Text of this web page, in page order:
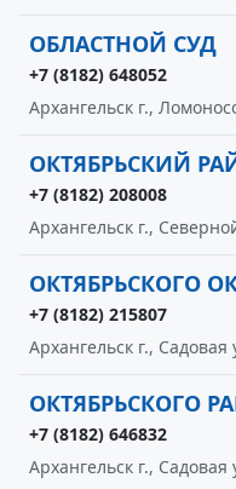
ОБЛАСТНОЙ СУД
+7 (8182) 648052
Архангельск г.,
ОКТЯБРЬСКИЙ
+7 (8182) 208008
Архангельск г.,
ОКТЯБРЬСКОГО
+7 (8182) 215807
Архангельск г., Садовая
ОКТЯБРЬСКОГО
+7 (8182) 646832
Архангельск г., Садовая